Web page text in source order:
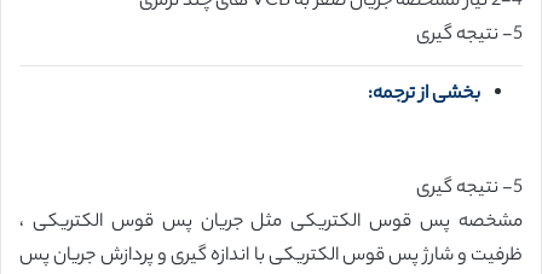
5- نتیجه گیری
بخشی از ترجمه:
5- نتیجه گیری
مشخصه پس قوس الکتریکی مثل جریان پس قوس الکتریکی ،
ظرفیت و شارژ پس قوس الکتریکی با اندازه گیری و پردازش جریان پس